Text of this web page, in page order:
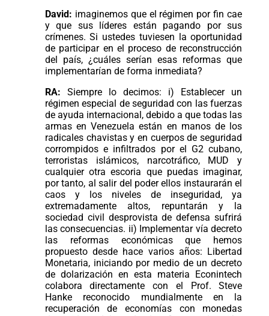
David: imaginemos que el régimen por fin cae
y que sus líderes están pagando por sus
crímenes. Si ustedes tuviesen la oportunidad
de participar en el proceso de reconstrucción
del país, ¿cuáles serían esas reformas que
implementarían de forma inmediata?
RA: Siempre lo decimos: i) Establecer un
régimen especial de seguridad con las fuerzas
de ayuda internacional, debido a que todas las
armas en Venezuela están en manos de los
radicales chavistas y en cuerpos de seguridad
corrompidos e infiltrados por el G2 cubano,
terroristas islámicos, narcotráfico, MUD y
cualquier otra escoria que puedas imaginar,
por tanto, al salir del poder ellos instaurarán el
caos y los niveles de inseguridad, ya
extremadamente altos, repuntarán y la
sociedad civil desprovista de defensa sufrirá
las consecuencias. ii) Implementar vía decreto
las reformas económicas que hemos
propuesto desde hace varios años: Libertad
Monetaria, iniciando por medio de un decreto
de dolarización en esta materia Econintech
colabora directamente con el Prof. Steve
Hanke reconocido mundialmente en la
recuperación de economías con monedas